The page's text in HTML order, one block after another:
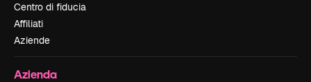
Centro di fiducia
Affiliati
Aziende
Azienda